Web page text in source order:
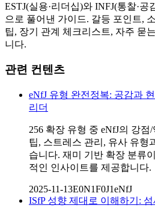
ESTJ(실용·리더십)와 INFJ(통찰·
으로 풀어낸 가이드. 갈등 포인트,
팁, 장기 관계 체크리스트, 자주 묻
니다.
관련 컨텐츠
eNfJ 유형 완전정복: 공감과
리더
256 확장 유형 중 eNfJ의 강
팁, 스트레스 관리, 유사 유형
습니다. 재미 기반 확장 분류
적인 인사이트를 제공합니다.
2025-11-13E0N1F0J1eNfJ
ISfP 성향 제대로 이해하기: